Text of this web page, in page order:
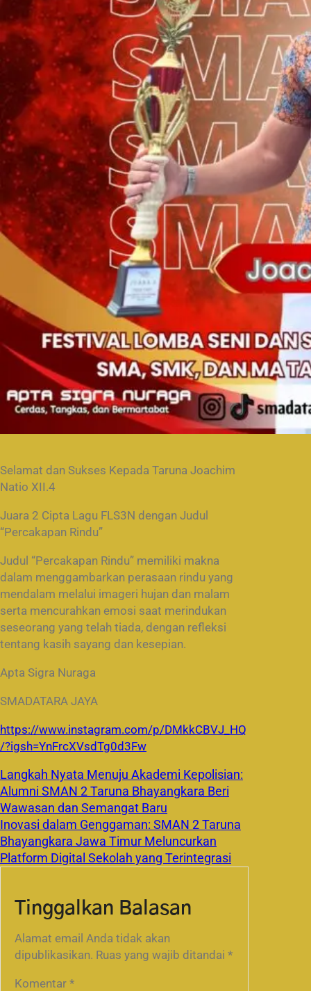
Selamat dan Sukses Kepada Taruna Joachim
Natio XII.4
Juara 2 Cipta Lagu FLS3N dengan Judul
“Percakapan Rindu”
Judul “Percakapan Rindu” memiliki makna
dalam menggambarkan perasaan rindu yang
mendalam melalui imageri hujan dan malam
serta mencurahkan emosi saat merindukan
seseorang yang telah tiada, dengan refleksi
tentang kasih sayang dan kesepian.
Apta Sigra Nuraga
SMADATARA JAYA
https://www.instagram.com/p/DMkkCBVJ_HQ
/?igsh=YnFrcXVsdTg0d3Fw
Langkah Nyata Menuju Akademi Kepolisian:
Alumni SMAN 2 Taruna Bhayangkara Beri
Wawasan dan Semangat Baru
Inovasi dalam Genggaman: SMAN 2 Taruna
Bhayangkara Jawa Timur Meluncurkan
Platform Digital Sekolah yang Terintegrasi
Tinggalkan Balasan
Alamat email Anda tidak akan
dipublikasikan. Ruas yang wajib ditandai *
Komentar *